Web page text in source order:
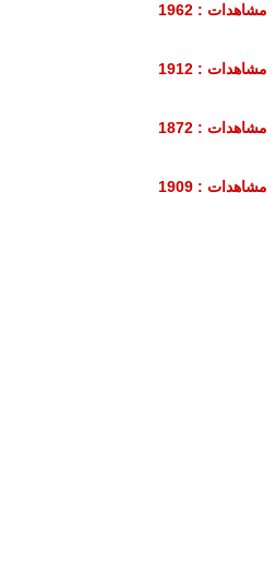
مشاهدات : 1962
مشاهدات : 1912
مشاهدات : 1872
مشاهدات : 1909